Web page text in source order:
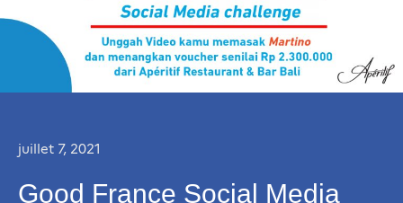
juillet 7, 2021
Good France Social Media